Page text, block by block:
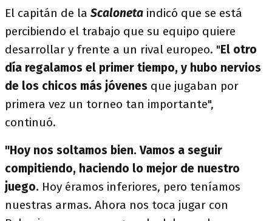
El capitán de la Scaloneta indicó que se está
percibiendo el trabajo que su equipo quiere
desarrollar y frente a un rival europeo. "El otro
día regalamos el primer tiempo, y hubo nervios
de los chicos más jóvenes que jugaban por
primera vez un torneo tan importante",
continuó.
"Hoy nos soltamos bien. Vamos a seguir
compitiendo, haciendo lo mejor de nuestro
juego. Hoy éramos inferiores, pero teníamos
nuestras armas. Ahora nos toca jugar con